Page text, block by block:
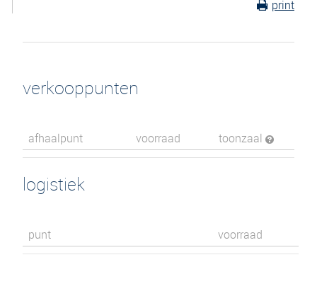
print
verkooppunten
afhaalpunt voorraad toonzaal
logistiek
punt voorraad